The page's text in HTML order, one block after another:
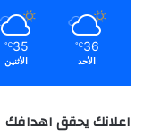
36
℃
الأحد
35
℃
الأثنين
اعلانك يحقق اهدافك